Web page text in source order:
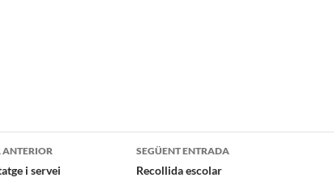
ANTERIOR
i servei
SEGÜENT ENTRADA
Recollida escolar
ACTUALITAT
Notícies